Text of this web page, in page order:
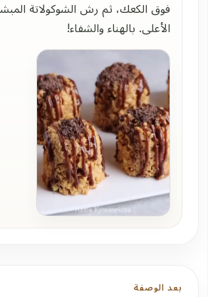
فوق الكعك، ثم رش الشوكولاتة
الأعلى. بالهناء والشفاء!
بعد الوصفة